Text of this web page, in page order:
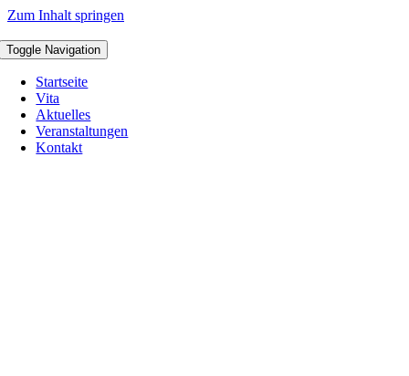
Zum Inhalt springen
Toggle Navigation
Startseite
Vita
Aktuelles
Veranstaltungen
Kontakt